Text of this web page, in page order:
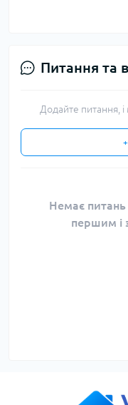
Питання та
Додайте питання,
Немає питань
першим і